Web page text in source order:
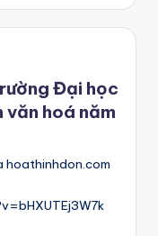
Đại học
hoá năm
hoathinhdon.com